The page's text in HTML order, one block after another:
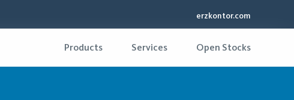
erzkontor.com
Products Services Open Stocks